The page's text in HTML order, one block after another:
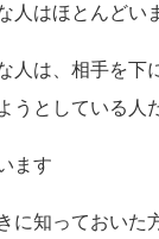
人はほとんどい
人は、相手を下
うとしている人
ます
に知っておいた